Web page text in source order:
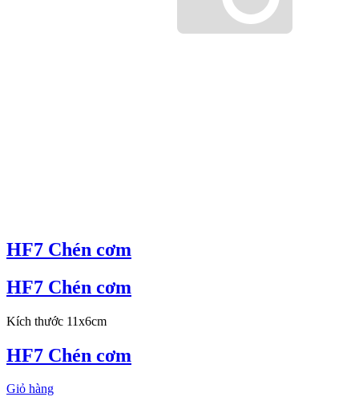
HF7 Chén cơm
HF7 Chén cơm
Kích thước 11x6cm
HF7 Chén cơm
Giỏ hàng